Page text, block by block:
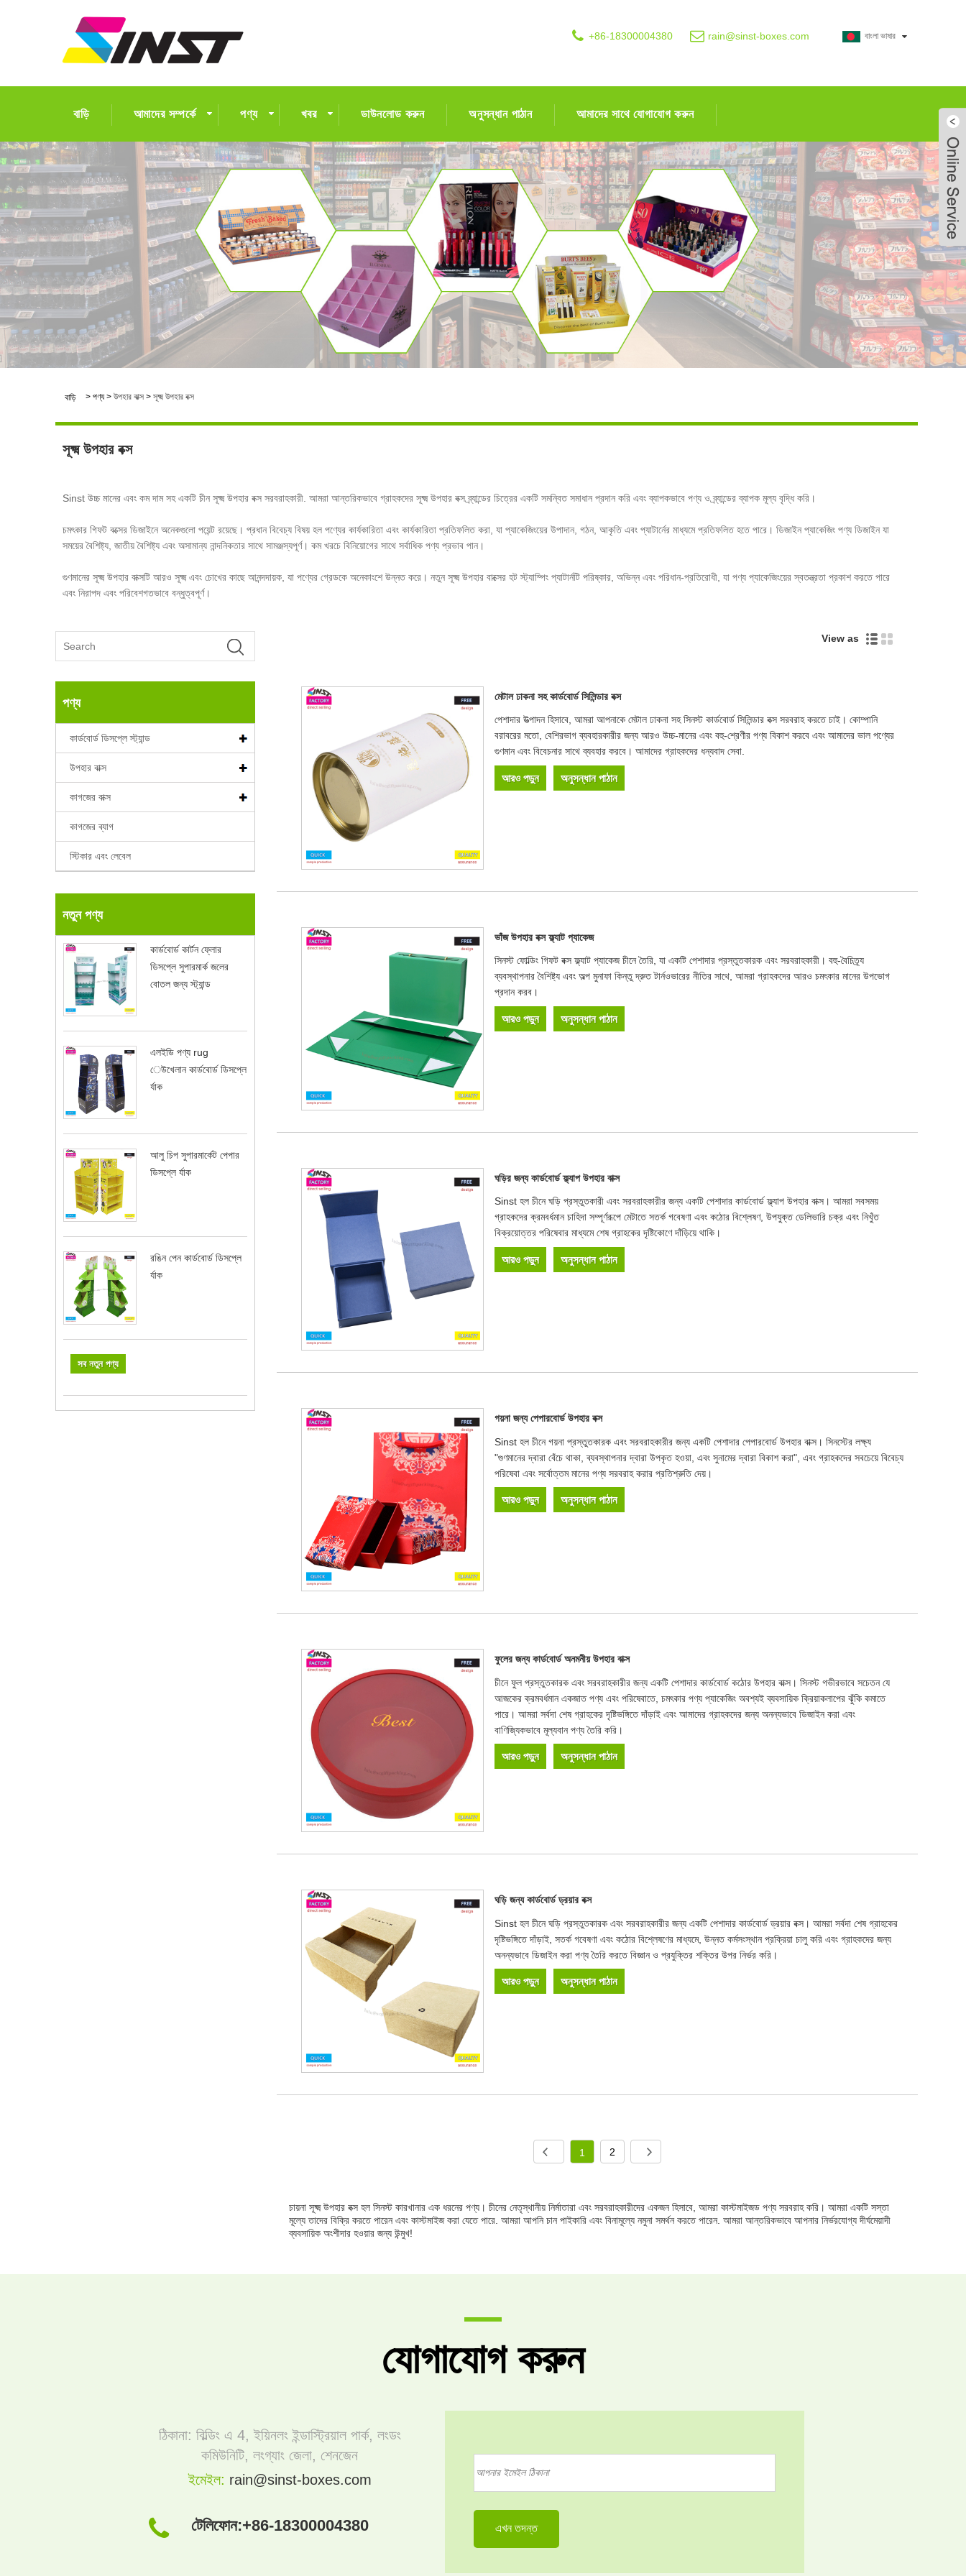
বাংলা ভাষার
+86-18300004380 rain@sinst-boxes.com
বাড়ি আমাদের সম্পর্কে পণ্য খবর ডাউনলোড করুন অনুসন্ধান পাঠান আমাদের সাথে যোগাযোগ করুন
বাড়ি > পণ্য> উপহার বাক্স > সূক্ষ্ম উপহার বক্স
সূক্ষ্ম উপহার বক্স
Sinst উচ্চ মানের এবং কম দাম সহ একটি চীন সূক্ষ্ম উপহার বক্স সরবরাহকারী. আমরা আন্তরিকভাবে গ্রাহকদের সূক্ষ্ম উপহার বক্স ব্র্যান্ডের চিত্রের একটি সমন্বিত সমাধান প্রদান করি এবং ব্যাপকভাবে পণ্য ও ব্র্যান্ডের ব্যাপক মূল্য বৃদ্ধি করি।
চমৎকার গিফট বক্সের ডিজাইনে অনেকগুলো পয়েন্ট রয়েছে। প্রধান বিবেচ্য বিষয় হল পণ্যের কার্যকারিতা এবং কার্যকারিতা প্রতিফলিত করা, যা প্যাকেজিংয়ের উপাদান, গঠন, আকৃতি এবং প্যাটার্নের মাধ্যমে প্রতিফলিত হতে পারে। ডিজাইন প্যাকেজিং পণ্য ডিজাইন যা
সময়ের বৈশিষ্ট্য, জাতীয় বৈশিষ্ট্য এবং অসামান্য নান্দনিকতার সাথে সামঞ্জস্যপূর্ণ। কম খরচে বিনিয়োগের সাথে সর্বাধিক পণ্য প্রভাব পান।
গুণমানের সূক্ষ্ম উপহার বাক্সটি আরও সূক্ষ্ম এবং চোখের কাছে আনন্দদায়ক, যা পণ্যের গ্রেডকে অনেকাংশে উন্নত করে। নতুন সূক্ষ্ম উপহার বাক্সের হট স্ট্যাম্পিং প্যাটার্নটি পরিষ্কার, অভিন্ন এবং পরিধান-প্রতিরোধী, যা পণ্য প্যাকেজিংয়ের স্বতন্ত্রতা প্রকাশ করতে পারে
এবং নিরাপদ এবং পরিবেশগতভাবে বন্ধুত্বপূর্ণ।
পণ্য
কার্ডবোর্ড ডিসপ্লে স্ট্যান্ড
উপহার বাক্স
কাগজের বাক্স
কাগজের ব্যাগ
স্টিকার এবং লেবেল
নতুন পণ্য
কার্ডবোর্ড কার্টন ফ্লোর
ডিসপ্লে সুপারমার্ক জলের
বোতল জন্য স্ট্যান্ড
এলইডি পণ্য rug
েউখেলান কার্ডবোর্ড ডিসপ্লে
র্যাক
আলু চিপ সুপারমার্কেট পেপার
ডিসপ্লে র্যাক
রঙিন পেন কার্ডবোর্ড ডিসপ্লে
র্যাক
সব নতুন পণ্য
View as
মেটাল ঢাকনা সহ কার্ডবোর্ড সিলিন্ডার বক্স
পেশাদার উত্পাদন হিসাবে, আমরা আপনাকে মেটাল ঢাকনা সহ সিনস্ট কার্ডবোর্ড সিলিন্ডার বক্স সরবরাহ করতে চাই। কোম্পানি
বরাবরের মতো, বেশিরভাগ ব্যবহারকারীর জন্য আরও উচ্চ-মানের এবং বহু-শ্রেণীর পণ্য বিকাশ করবে এবং আমাদের ভাল পণ্যের
গুণমান এবং বিবেচনার সাথে ব্যবহার করবে। আমাদের গ্রাহকদের ধন্যবাদ সেবা.
আরও পড়ুন অনুসন্ধান পাঠান
ভাঁজ উপহার বক্স ফ্ল্যাট প্যাকেজ
সিনস্ট ফোল্ডিং গিফট বক্স ফ্ল্যাট প্যাকেজ চীনে তৈরি, যা একটি পেশাদার প্রস্তুতকারক এবং সরবরাহকারী। বহু-বৈচিত্র্য
ব্যবস্থাপনার বৈশিষ্ট্য এবং অল্প মুনাফা কিন্তু দ্রুত টার্নওভারের নীতির সাথে, আমরা গ্রাহকদের আরও চমৎকার মানের উপভোগ
প্রদান করব।
আরও পড়ুন অনুসন্ধান পাঠান
ঘড়ির জন্য কার্ডবোর্ড ফ্ল্যাপ উপহার বাক্স
Sinst হল চীনে ঘড়ি প্রস্তুতকারী এবং সরবরাহকারীর জন্য একটি পেশাদার কার্ডবোর্ড ফ্ল্যাপ উপহার বাক্স। আমরা সবসময়
গ্রাহকদের ক্রমবর্ধমান চাহিদা সম্পূর্ণরূপে মেটাতে সতর্ক গবেষণা এবং কঠোর বিশ্লেষণ, উপযুক্ত ডেলিভারি চক্র এবং নিখুঁত
বিক্রয়োত্তর পরিষেবার মাধ্যমে শেষ গ্রাহকের দৃষ্টিকোণে দাঁড়িয়ে থাকি।
আরও পড়ুন অনুসন্ধান পাঠান
গয়না জন্য পেপারবোর্ড উপহার বক্স
Sinst হল চীনে গয়না প্রস্তুতকারক এবং সরবরাহকারীর জন্য একটি পেশাদার পেপারবোর্ড উপহার বাক্স। সিনস্টের লক্ষ্য
"গুণমানের দ্বারা বেঁচে থাকা, ব্যবস্থাপনার দ্বারা উপকৃত হওয়া, এবং সুনামের দ্বারা বিকাশ করা", এবং গ্রাহকদের সবচেয়ে বিবেচ্য
পরিষেবা এবং সর্বোত্তম মানের পণ্য সরবরাহ করার প্রতিশ্রুতি দেয়।
আরও পড়ুন অনুসন্ধান পাঠান
ফুলের জন্য কার্ডবোর্ড অনমনীয় উপহার বাক্স
চীনে ফুল প্রস্তুতকারক এবং সরবরাহকারীর জন্য একটি পেশাদার কার্ডবোর্ড কঠোর উপহার বাক্স। সিনস্ট গভীরভাবে সচেতন যে
আজকের ক্রমবর্ধমান একজাত পণ্য এবং পরিষেবাতে, চমৎকার পণ্য প্যাকেজিং অবশ্যই ব্যবসায়িক ক্রিয়াকলাপের ঝুঁকি কমাতে
পারে। আমরা সর্বদা শেষ গ্রাহকের দৃষ্টিভঙ্গিতে দাঁড়াই এবং আমাদের গ্রাহকদের জন্য অনন্যভাবে ডিজাইন করা এবং
বাণিজ্যিকভাবে মূল্যবান পণ্য তৈরি করি।
আরও পড়ুন অনুসন্ধান পাঠান
ঘড়ি জন্য কার্ডবোর্ড ড্রয়ার বক্স
Sinst হল চীনে ঘড়ি প্রস্তুতকারক এবং সরবরাহকারীর জন্য একটি পেশাদার কার্ডবোর্ড ড্রয়ার বক্স। আমরা সর্বদা শেষ গ্রাহকের
দৃষ্টিভঙ্গিতে দাঁড়াই, সতর্ক গবেষণা এবং কঠোর বিশ্লেষণের মাধ্যমে, উন্নত কর্মসংস্থান প্রক্রিয়া চালু করি এবং গ্রাহকদের জন্য
অনন্যভাবে ডিজাইন করা পণ্য তৈরি করতে বিজ্ঞান ও প্রযুক্তির শক্তির উপর নির্ভর করি।
আরও পড়ুন অনুসন্ধান পাঠান
1 2
চায়না সূক্ষ্ম উপহার বক্স হল সিনস্ট কারখানার এক ধরনের পণ্য। চীনের নেতৃস্থানীয় নির্মাতারা এবং সরবরাহকারীদের একজন হিসাবে, আমরা কাস্টমাইজড পণ্য সরবরাহ করি। আমরা একটি সস্তা
মূল্যে তাদের বিক্রি করতে পারেন এবং কাস্টমাইজ করা যেতে পারে. আমরা আপনি চান পাইকারি এবং বিনামূল্যে নমুনা সমর্থন করতে পারেন. আমরা আন্তরিকভাবে আপনার নির্ভরযোগ্য দীর্ঘমেয়াদী
ব্যবসায়িক অংশীদার হওয়ার জন্য উন্মুখ!
যোগাযোগ করুন
ঠিকানা: বিল্ডিং এ 4, ইয়িনলং ইন্ডাস্ট্রিয়াল পার্ক, লংডং
কমিউনিটি, লংগ্যাং জেলা, শেনজেন
ইমেইল: rain@sinst-boxes.com
টেলিফোন:+86-18300004380